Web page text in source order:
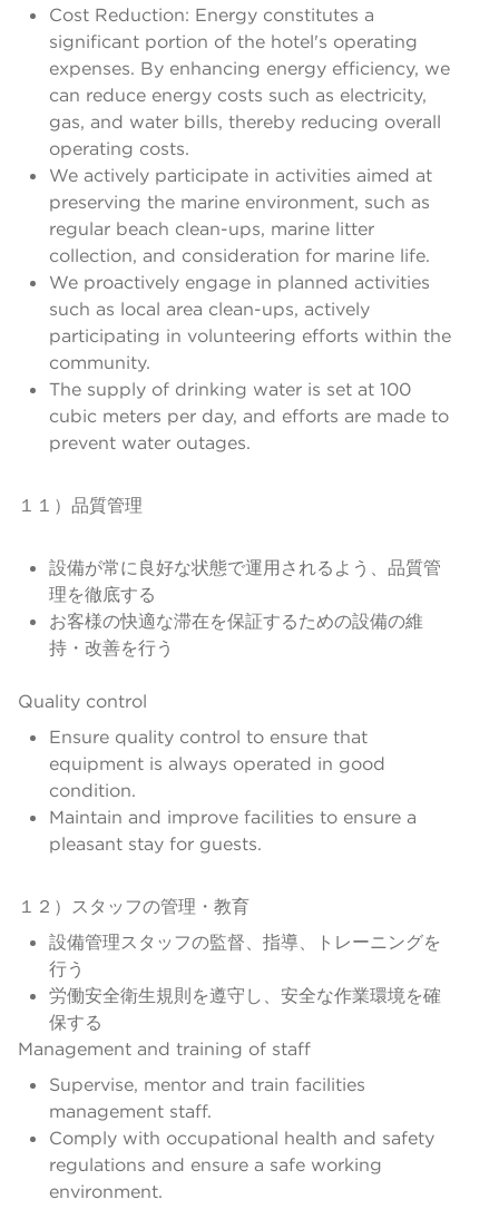
Cost Reduction: Energy constitutes a
significant portion of the hotel's operating
expenses. By enhancing energy efficiency, we
can reduce energy costs such as electricity,
gas, and water bills, thereby reducing overall
operating costs.
We actively participate in activities aimed at
preserving the marine environment, such as
regular beach clean-ups, marine litter
collection, and consideration for marine life.
We proactively engage in planned activities
such as local area clean-ups, actively
participating in volunteering efforts within the
community.
The supply of drinking water is set at 100
cubic meters per day, and efforts are made to
prevent water outages.
１１）品質管理
設備が常に良好な状態で運用されるよう、品質管
理を徹底する
お客様の快適な滞在を保証するための設備の維
持・改善を行う
Quality control
Ensure quality control to ensure that
equipment is always operated in good
condition.
Maintain and improve facilities to ensure a
pleasant stay for guests.
１２）スタッフの管理・教育
設備管理スタッフの監督、指導、トレーニングを
行う
労働安全衛生規則を遵守し、安全な作業環境を確
保する
Management and training of staff
Supervise, mentor and train facilities
management staff.
Comply with occupational health and safety
regulations and ensure a safe working
environment.